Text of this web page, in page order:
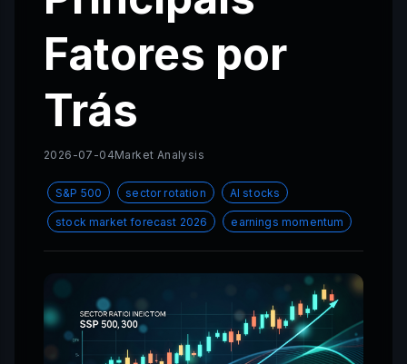
Fatores por
Trás
2026-07-04Market Analysis
S&P 500 sector rotation AI stocks
stock market forecast 2026 earnings momentum